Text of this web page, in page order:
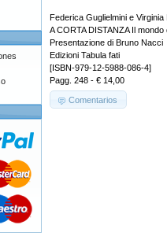
Federica Guglielmini e Virginia
A CORTA DISTANZA Il
Presentazione di Bruno Nacci
Edizioni Tabula fati
[ISBN-979-12-5988-086-4]
Pagg. 248 - € 14,00
Comentarios